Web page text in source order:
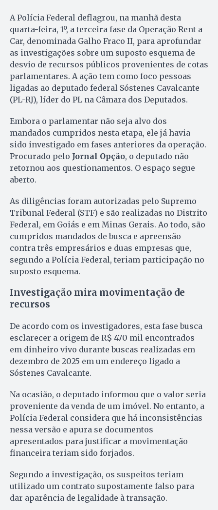
A Polícia Federal deflagrou, na manhã desta
quarta-feira, 1º, a terceira fase da Operação Rent a
Car, denominada Galho Fraco II, para aprofundar
as investigações sobre um suposto esquema de
desvio de recursos públicos provenientes de cotas
parlamentares. A ação tem como foco pessoas
ligadas ao deputado federal Sóstenes Cavalcante
(PL-RJ), líder do PL na Câmara dos Deputados.
Embora o parlamentar não seja alvo dos
mandados cumpridos nesta etapa, ele já havia
sido investigado em fases anteriores da operação.
Procurado pelo Jornal Opção, o deputado não
retornou aos questionamentos. O espaço segue
aberto.
As diligências foram autorizadas pelo Supremo
Tribunal Federal (STF) e são realizadas no Distrito
Federal, em Goiás e em Minas Gerais. Ao todo, são
cumpridos mandados de busca e apreensão
contra três empresários e duas empresas que,
segundo a Polícia Federal, teriam participação no
suposto esquema.
Investigação mira movimentação de
recursos
De acordo com os investigadores, esta fase busca
esclarecer a origem de R$ 470 mil encontrados
em dinheiro vivo durante buscas realizadas em
dezembro de 2025 em um endereço ligado a
Sóstenes Cavalcante.
Na ocasião, o deputado informou que o valor seria
proveniente da venda de um imóvel. No entanto, a
Polícia Federal considera que há inconsistências
nessa versão e apura se documentos
apresentados para justificar a movimentação
financeira teriam sido forjados.
Segundo a investigação, os suspeitos teriam
utilizado um contrato supostamente falso para
dar aparência de legalidade à transação.